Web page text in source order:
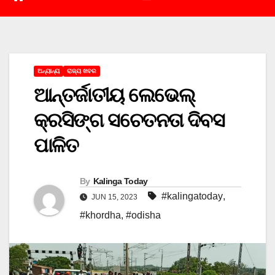
ଅନ୍ୟାନ୍ୟ ରାଜ୍ୟ ଖବର
ଆନ୍ତର୍ଜାତୀୟ ଲେଭେଲ୍
କ୍ରସିଙ୍ଗ ସଚେତନତା ଦିବସ
ପାଳିତ
By Kalinga Today
JUN 15, 2023 #kalingatoday,
#khordha, #odisha